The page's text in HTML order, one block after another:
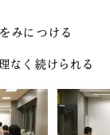
みにつける
なく続けられる